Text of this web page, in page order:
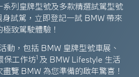
列皇牌型號及多款精選試駕型號
試駕，立即登記一試 BMW 帶來
極致駕駛體驗！
動，包括 BMW 皇牌型號車展、
保工作坊1 及 BMW Lifestyle 生活
覽 BMW 為您準備的啟年驚喜！